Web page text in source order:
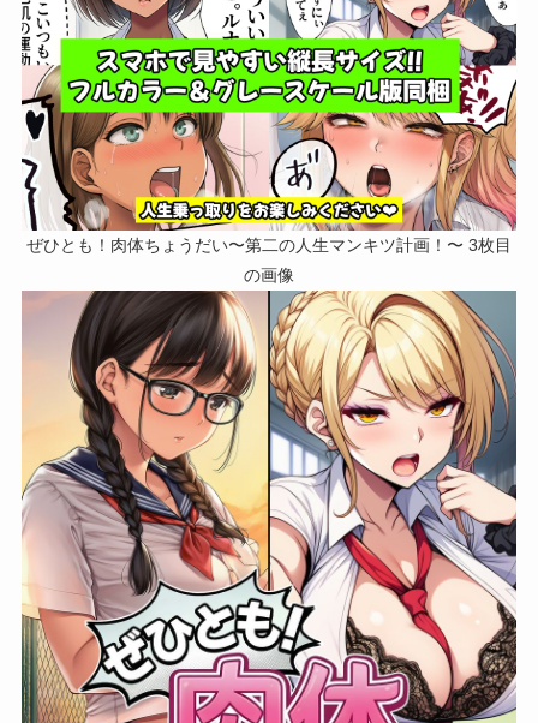
ぜひとも！肉体ちょうだい〜第二の人生マンキツ計画！〜 3枚目
の画像